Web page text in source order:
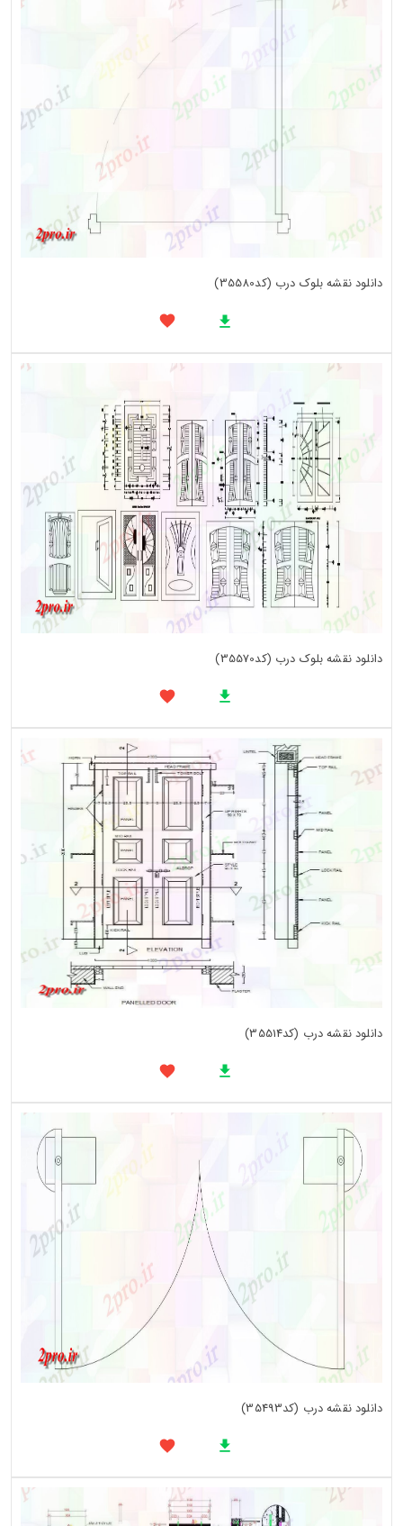
دانلود نقشه بلوک درب (کد35580)
دانلود نقشه بلوک درب (کد35570)
دانلود نقشه درب (کد35514)
دانلود نقشه درب (کد35493)